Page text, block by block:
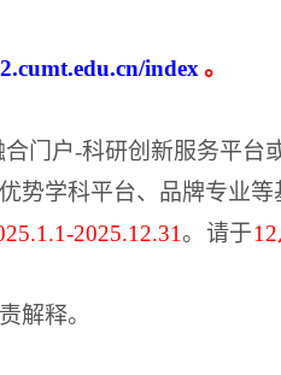
index 。
合门户-科研创新服务平台
势学科平台、品牌专业等
2025.12.31 。请于12
解释。